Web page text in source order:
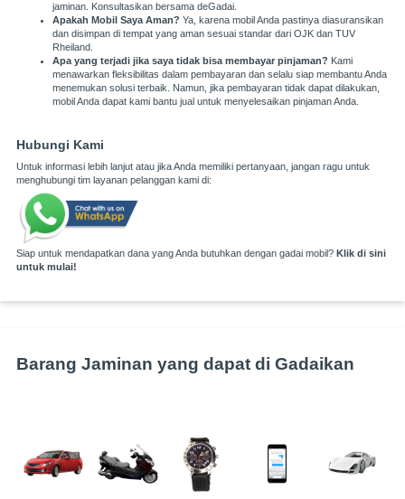
jaminan. Konsultasikan bersama deGadai.
Apakah Mobil Saya Aman? Ya, karena mobil Anda pastinya diasuransikan
dan disimpan di tempat yang aman sesuai standar dari OJK dan TUV
Rheiland.
Apa yang terjadi jika saya tidak bisa membayar pinjaman? Kami
menawarkan fleksibilitas dalam pembayaran dan selalu siap membantu Anda
menemukan solusi terbaik. Namun, jika pembayaran tidak dapat dilakukan,
mobil Anda dapat kami bantu jual untuk menyelesaikan pinjaman Anda.
Hubungi Kami
Untuk informasi lebih lanjut atau jika Anda memiliki pertanyaan, jangan ragu untuk
menghubungi tim layanan pelanggan kami di:
Siap untuk mendapatkan dana yang Anda butuhkan dengan gadai mobil? Klik di sini
untuk mulai!
Barang Jaminan yang dapat di Gadaikan